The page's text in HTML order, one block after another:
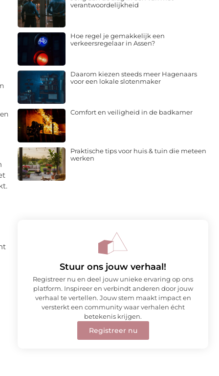
verantwoordelijkheid
Hoe regel je gemakkelijk een
verkeersregelaar in Assen?
Daarom kiezen steeds meer Hagenaars
voor een lokale slotenmaker
Comfort en veiligheid in de badkamer
Praktische tips voor huis & tuin die meteen
werken
Stuur ons jouw verhaal!
Registreer nu en deel jouw unieke ervaring op ons
platform. Inspireer en verbindt anderen door jouw
verhaal te vertellen. Jouw stem maakt impact en
versterkt een community waar verhalen écht
betekenis krijgen.
Registreer nu